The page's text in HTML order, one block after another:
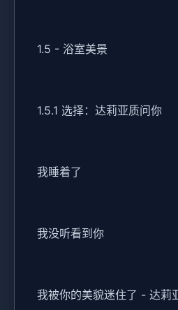
1.5 - 浴室美景
1.5.1 选择：达莉亚质问你
我睡着了
我没听看到你
我被你的美貌迷住了 - 达莉